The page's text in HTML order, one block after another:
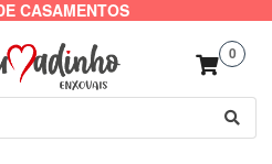
CASAMENTOS
0